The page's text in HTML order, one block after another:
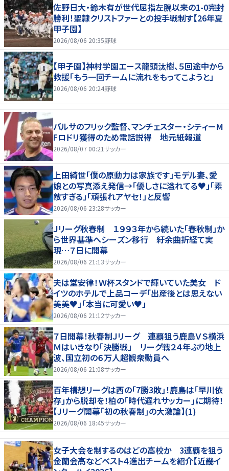
佐野日大・鈴木有が世代屈指左腕以来の1-0完封
勝利！聖隷クリストファーとの投手戦制す【26年夏
甲子園】
2026/08/06 20:35野球
【甲子園】神村学園エース龍頭汰樹、５回途中から
救援「もう一回チームに流れをもってこようと」
2026/08/06 20:24野球
バルサのフリック監督、マンチェスター・シティーM
Fロドリ獲得のため電話説得 地元紙報道
2026/08/07 00:21サッカー
上田綺世「僕の原動力は家族です」モデル妻、愛
娘との写真添え発信→「優しさに溢れてる♥」「素
敵すぎる」「頑張れアヤセ！」と反響
2026/08/06 23:28サッカー
Ｊリーグ秋春制 １９９３年から続いた「春秋制」か
ら世界基準へシーズン移行 紆余曲折経て実
現…７日に開幕
2026/08/06 21:13サッカー
夫は堂安律！Ｗ杯スタンドで輝いていた美女 ド
イツのホテルで上品コーデ「出産後とは思えない
美美♥」「本当に可愛い♥」
2026/08/06 21:12サッカー
７日開幕！秋春制Ｊリーグ 連覇狙う鹿島ＶＳ横浜
Ｍはいきなり「決勝戦」 リーグ戦２４年ぶり地上
波、国立初の６万人超観衆動員へ
2026/08/06 21:08サッカー
百年構想リーグは西の｢7勝3敗｣！鹿島は｢早川依
存｣から脱却を！柏の｢時代遅れサッカー｣に期待！
【Jリーグ開幕｢初の秋春制｣の大激論】(1)
2026/08/06 18:45サッカー
女子大会を制するのはどの高校か 3連覇を狙う
金蘭会高などベスト４進出チームを紹介【近畿イ